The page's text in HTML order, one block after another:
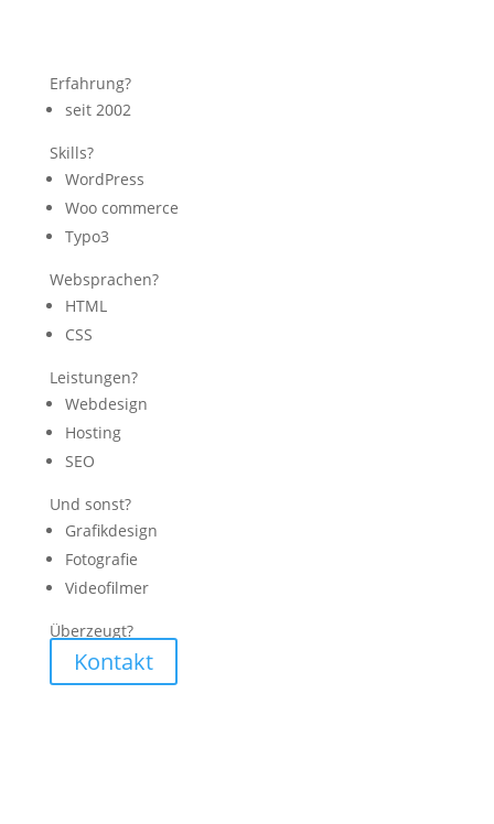
Erfahrung?
seit 2002
Skills?
WordPress
Woo commerce
Typo3
Websprachen?
HTML
CSS
Leistungen?
Webdesign
Hosting
SEO
Und sonst?
Grafikdesign
Fotografie
Videofilmer
Überzeugt?
Kontakt